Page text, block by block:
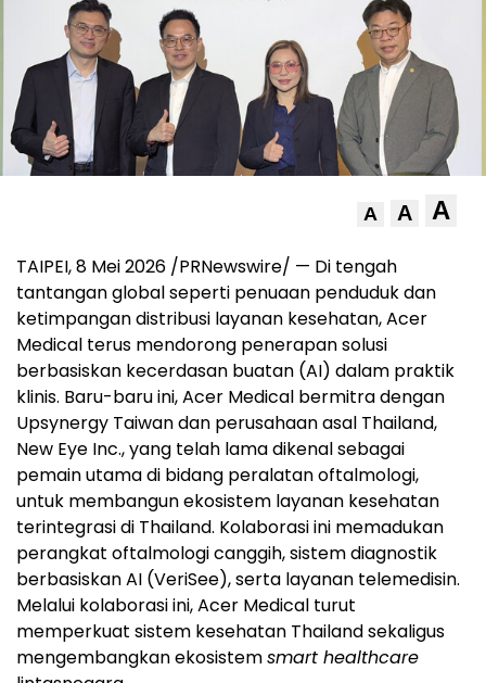
A A A
TAIPEI, 8 Mei 2026 /PRNewswire/ — Di tengah
tantangan global seperti penuaan penduduk dan
ketimpangan distribusi layanan kesehatan, Acer
Medical terus mendorong penerapan solusi
berbasiskan kecerdasan buatan (AI) dalam praktik
klinis. Baru-baru ini, Acer Medical bermitra dengan
Upsynergy Taiwan dan perusahaan asal Thailand,
New Eye Inc., yang telah lama dikenal sebagai
pemain utama di bidang peralatan oftalmologi,
untuk membangun ekosistem layanan kesehatan
terintegrasi di Thailand. Kolaborasi ini memadukan
perangkat oftalmologi canggih, sistem diagnostik
berbasiskan AI (VeriSee), serta layanan telemedisin.
Melalui kolaborasi ini, Acer Medical turut
memperkuat sistem kesehatan Thailand sekaligus
mengembangkan ekosistemsmart healthcare